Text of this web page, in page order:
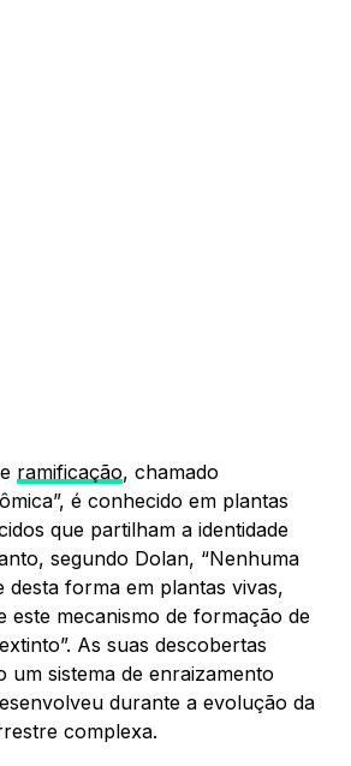
ramificação, chamado
é conhecido em plantas
que partilham a identidade
segundo Dolan, “Nenhuma
desta forma em plantas vivas,
este mecanismo de formação de
As suas descobertas
um sistema de enraizamento
durante a evolução da
complexa.